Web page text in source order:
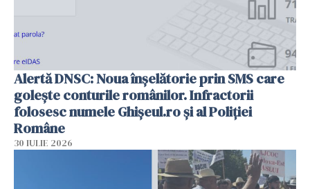
Alertă DNSC: Noua înșelătorie prin SMS care
golește conturile românilor. Infractorii
folosesc numele Ghișeul.ro și al Poliției
Române
30 IULIE 2026